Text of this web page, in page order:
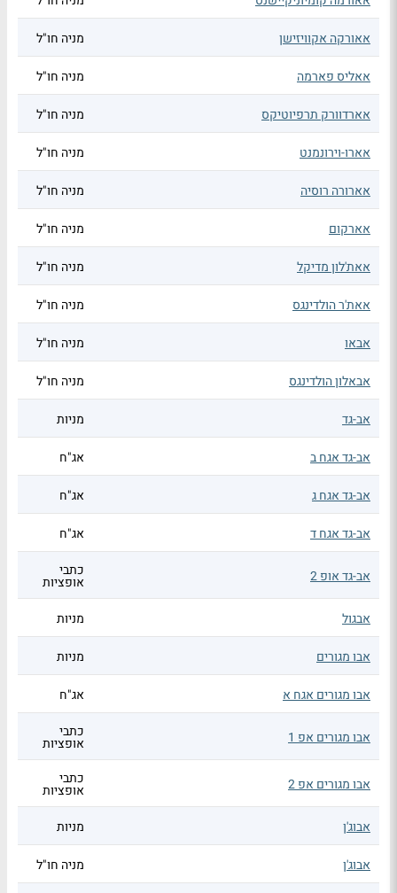
אאורקה אקוויזישן מניה חו"ל
אאליס פארמה מניה חו"ל
אארדוורק תרפיוטיקס מניה חו"ל
אארו-וירונמנט מניה חו"ל
אארורה רוסיה מניה חו"ל
אארקום מניה חו"ל
אאת'לון מדיקל מניה חו"ל
אאת'ר הולדינגס מניה חו"ל
אבאו מניה חו"ל
אבאלון הולדינגס מניה חו"ל
אב-גד מניות
אב-גד אגח ב אג"ח
אב-גד אגח ג אג"ח
אב-גד אגח ד אג"ח
אב-גד אופ 2 כתבי
אופציות
אבגול
מניות
אבו מגורים מניות
אבו מגורים אגח א אג"ח
אבו מגורים אפ 1 כתבי
אופציות
אבו מגורים אפ 2 כתבי
אופציות
אבוג'ן
מניות
אבוג'ן מניה חו"ל